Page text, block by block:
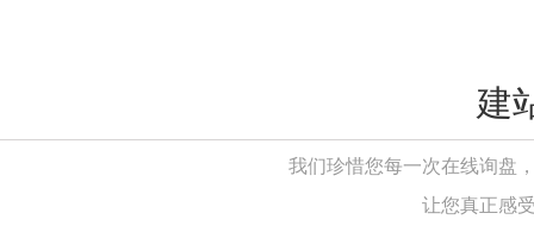
建
我们珍惜您每一次在线询盘
让您真正感